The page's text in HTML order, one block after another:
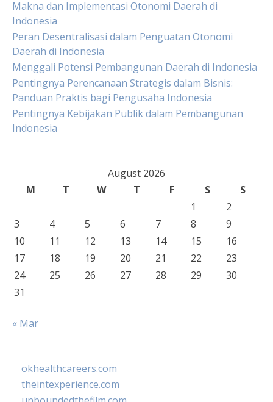
Makna dan Implementasi Otonomi Daerah di
Indonesia
Peran Desentralisasi dalam Penguatan Otonomi
Daerah di Indonesia
Menggali Potensi Pembangunan Daerah di Indonesia
Pentingnya Perencanaan Strategis dalam Bisnis:
Panduan Praktis bagi Pengusaha Indonesia
Pentingnya Kebijakan Publik dalam Pembangunan
Indonesia
August 2026
M
T W T F S
S
1
2
3
4 5 6 7 8
9
10
11 12 13 14 15
16
17
18 19 20 21 22
23
24
25 26 27 28 29
30
31
« Mar
okhealthcareers.com
theintexperience.com